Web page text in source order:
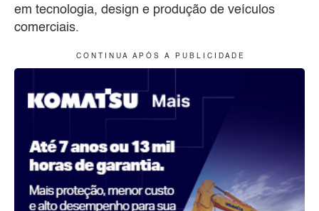
em tecnologia, design e produção de veículos
comerciais.
C O N T I N U A A P Ó S A P U B L I C I D A D E